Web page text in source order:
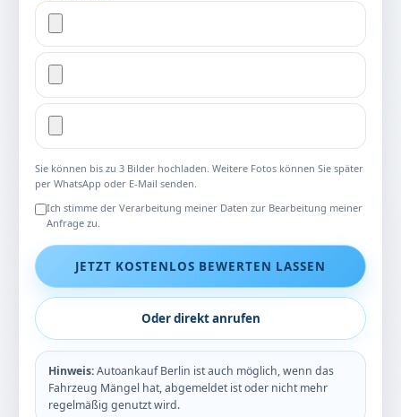
Sie können bis zu 3 Bilder hochladen. Weitere Fotos können Sie später
per WhatsApp oder E-Mail senden.
Ich stimme der Verarbeitung meiner Daten zur Bearbeitung meiner
Anfrage zu.
JETZT KOSTENLOS BEWERTEN LASSEN
Oder direkt anrufen
Hinweis:Autoankauf Berlin ist auch möglich, wenn das
Fahrzeug Mängel hat, abgemeldet ist oder nicht mehr
regelmäßig genutzt wird.